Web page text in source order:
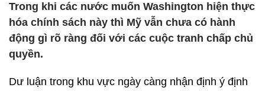
Trong khi các nước muốn Washington hiện thực
hóa chính sách này thì Mỹ vẫn chưa có hành
động gì rõ ràng đối với các cuộc tranh chấp chủ
quyền.
Dư luận trong khu vực ngày càng nhận định ý định